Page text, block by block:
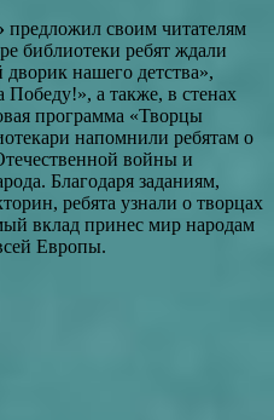
предложил своим читателям
библиотеки ребят ждали
нашего детства»,
Победу!», а также, в стенах
программа «Творцы
напомнили ребятам о
войны и
Благодаря заданиям,
ребята узнали о творцах
вклад принес мир народам
Европы.